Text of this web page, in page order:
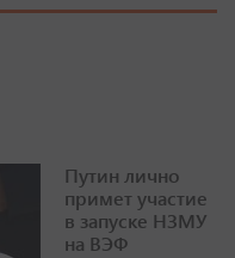
Путин лично
примет участие
в запуске НЗМУ
на ВЭФ